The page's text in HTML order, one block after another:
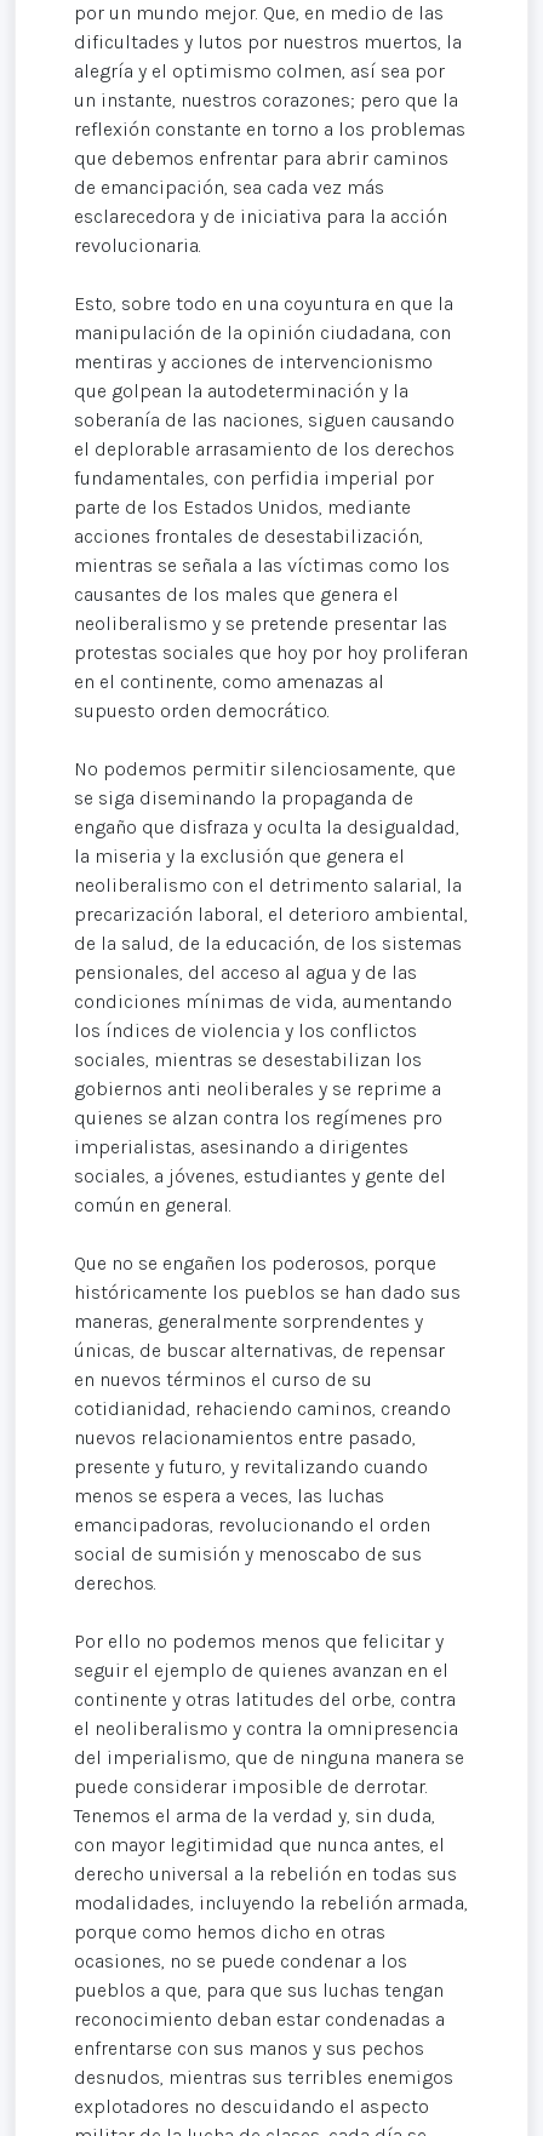
por un mundo mejor. Que, en medio de las
dificultades y lutos por nuestros muertos, la
alegría y el optimismo colmen, así sea por
un instante, nuestros corazones; pero que la
reflexión constante en torno a los problemas
que debemos enfrentar para abrir caminos
de emancipación, sea cada vez más
esclarecedora y de iniciativa para la acción
revolucionaria.
Esto, sobre todo en una coyuntura en que la
manipulación de la opinión ciudadana, con
mentiras y acciones de intervencionismo
que golpean la autodeterminación y la
soberanía de las naciones, siguen causando
el deplorable arrasamiento de los derechos
fundamentales, con perfidia imperial por
parte de los Estados Unidos, mediante
acciones frontales de desestabilización,
mientras se señala a las víctimas como los
causantes de los males que genera el
neoliberalismo y se pretende presentar las
protestas sociales que hoy por hoy proliferan
en el continente, como amenazas al
supuesto orden democrático.
No podemos permitir silenciosamente, que
se siga diseminando la propaganda de
engaño que disfraza y oculta la desigualdad,
la miseria y la exclusión que genera el
neoliberalismo con el detrimento salarial, la
precarización laboral, el deterioro ambiental,
de la salud, de la educación, de los sistemas
pensionales, del acceso al agua y de las
condiciones mínimas de vida, aumentando
los índices de violencia y los conflictos
sociales, mientras se desestabilizan los
gobiernos anti neoliberales y se reprime a
quienes se alzan contra los regímenes pro
imperialistas, asesinando a dirigentes
sociales, a jóvenes, estudiantes y gente del
común en general.
Que no se engañen los poderosos, porque
históricamente los pueblos se han dado sus
maneras, generalmente sorprendentes y
únicas, de buscar alternativas, de repensar
en nuevos términos el curso de su
cotidianidad, rehaciendo caminos, creando
nuevos relacionamientos entre pasado,
presente y futuro, y revitalizando cuando
menos se espera a veces, las luchas
emancipadoras, revolucionando el orden
social de sumisión y menoscabo de sus
derechos.
Por ello no podemos menos que felicitar y
seguir el ejemplo de quienes avanzan en el
continente y otras latitudes del orbe, contra
el neoliberalismo y contra la omnipresencia
del imperialismo, que de ninguna manera se
puede considerar imposible de derrotar.
Tenemos el arma de la verdad y, sin duda,
con mayor legitimidad que nunca antes, el
derecho universal a la rebelión en todas sus
modalidades, incluyendo la rebelión armada,
porque como hemos dicho en otras
ocasiones, no se puede condenar a los
pueblos a que, para que sus luchas tengan
reconocimiento deban estar condenadas a
enfrentarse con sus manos y sus pechos
desnudos, mientras sus terribles enemigos
explotadores no descuidando el aspecto